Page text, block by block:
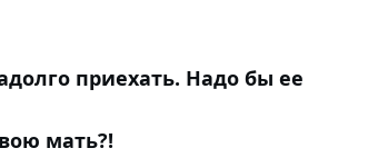
приехать. Надо бы ее
мать?!